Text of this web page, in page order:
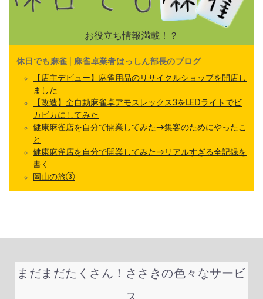
お役立ち情報満載！？
休日でも麻雀 | 麻雀卓業者はっしん部長のブログ
【店主デビュー】麻雀用品のリサイクルショップを開店し
ました
【改造】全自動麻雀卓アモスレックス3をLEDライトでビ
カビカにしてみた
健康麻雀店を自分で開業してみた→集客のためにやったこ
と
健康麻雀店を自分で開業してみた→リアルすぎる全記録を
書く
岡山の旅③
まだまだたくさん！ささきの色々なサービ